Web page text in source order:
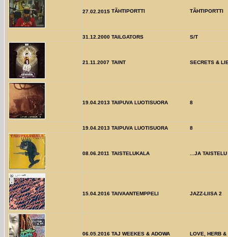
27.02.2015 TÃHTIPORTTI TÃHTIPORTTI
31.12.2000 TAILGATORS S/T
21.11.2007 TAINT SECRETS &
19.04.2013 TAIPUVA LUOTISUORA 8
19.04.2013 TAIPUVA LUOTISUORA 8
08.06.2011 TAISTELUKALA ...JA
15.04.2016 TAIVAANTEMPPELI JAZZ-LIISA 2
06.05.2016 TAJ WEEKES & ADOWA LOVE, HERB &